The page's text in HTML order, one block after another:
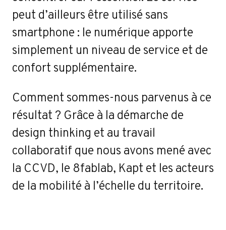
peut d’ailleurs être utilisé sans
smartphone : le numérique apporte
simplement un niveau de service et de
confort supplémentaire.
Comment sommes-nous parvenus à ce
résultat ? Grâce à la démarche de
design thinking et au travail
collaboratif que nous avons mené avec
la CCVD, le 8fablab, Kapt et les acteurs
de la mobilité à l’échelle du territoire.